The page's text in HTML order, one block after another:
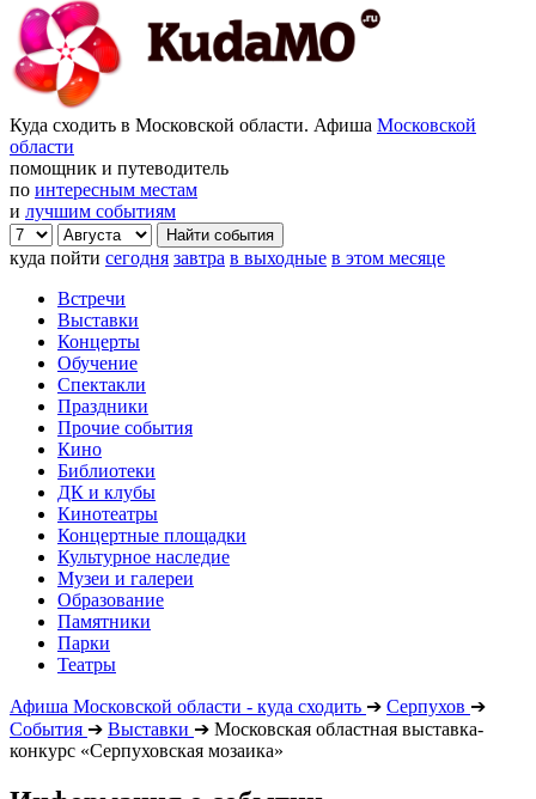
Куда сходить в Московской области. Афиша Московской
области
помощник и путеводитель
по интересным местам
и лучшим событиям
куда пойти сегодня завтра в выходные в этом месяце
Встречи
Выставки
Концерты
Обучение
Спектакли
Праздники
Прочие события
Кино
Библиотеки
ДК и клубы
Кинотеатры
Концертные площадки
Культурное наследие
Музеи и галереи
Образование
Памятники
Парки
Театры
Афиша Московской области - куда сходить ➔ Серпухов ➔
События ➔ Выставки ➔ Московская областная выставка-
конкурс «Серпуховская мозаика»